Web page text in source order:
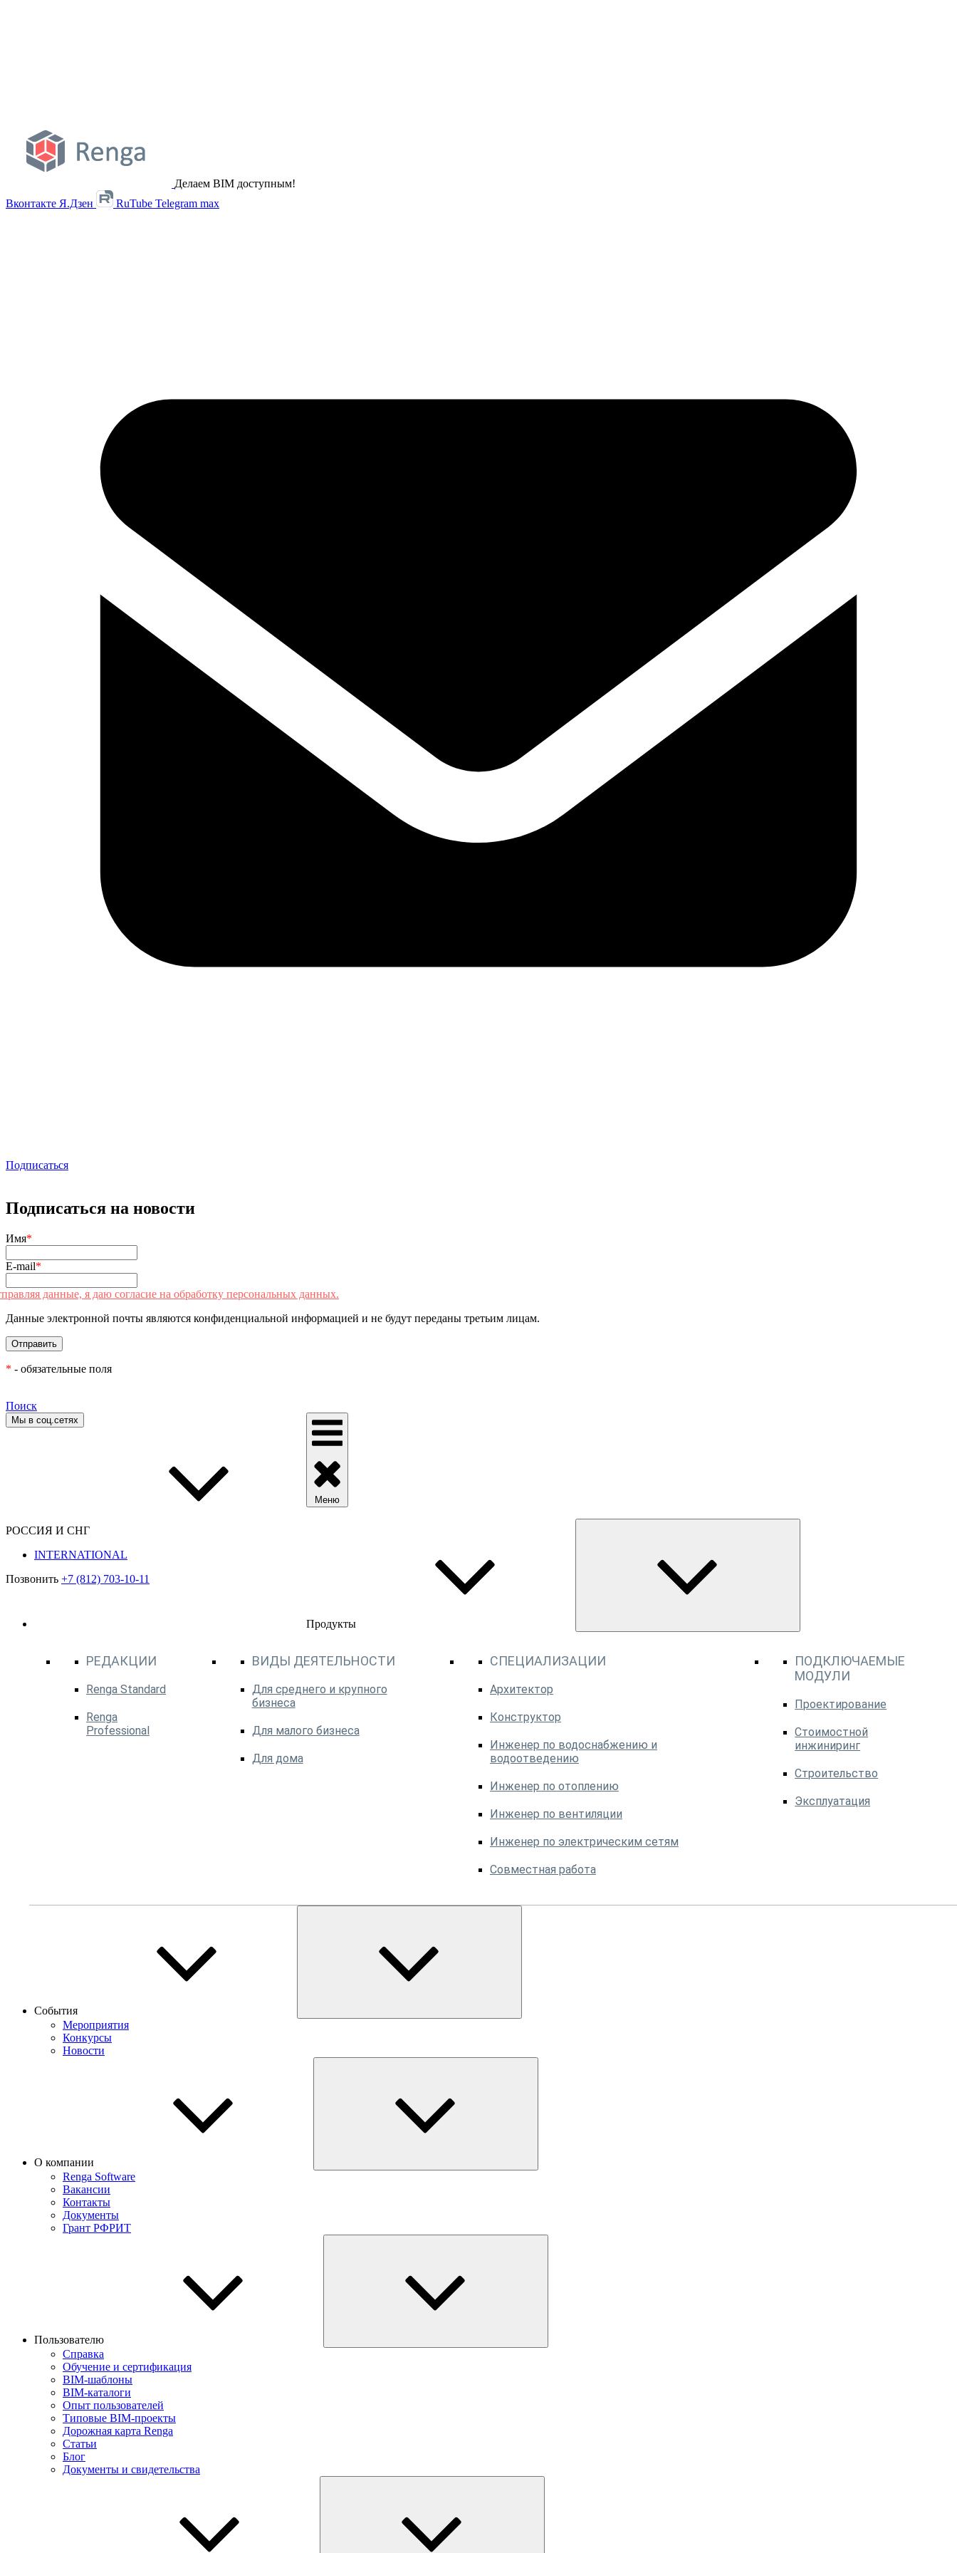
Делаем BIM доступным!
Вконтакте Я.Дзен RuTube Telegram max
Подписаться
Подписаться на новости
Имя*
E-mail*
данные, я даю согласие на обработку персональных данных.
Данные электронной почты являются конфиденциальной информацией и не будут переданы третьим лицам.
* - обязательные поля
Поиск
Мы в соц.сетях
РОССИЯ И СНГ
INTERNATIONAL
Позвонить +7 (812) 703-10-11
Меню
Продукты
РЕДАКЦИИ
Renga Standard
Renga
Professional
ВИДЫ ДЕЯТЕЛЬНОСТИ
Для среднего и крупного
бизнеса
Для малого бизнеса
Для дома
СПЕЦИАЛИЗАЦИИ
Архитектор
Конструктор
Инженер по водоснабжению и
водоотведению
Инженер по отоплению
Инженер по вентиляции
Инженер по электрическим сетям
Совместная работа
ПОДКЛЮЧАЕМЫЕ
МОДУЛИ
Проектирование
Стоимостной
инжиниринг
Строительство
Эксплуатация
События
Мероприятия
Конкурсы
Новости
О компании
Renga Software
Вакансии
Контакты
Документы
Грант РФРИТ
Пользователю
Справка
Обучение и сертификация
BIM-шаблоны
BIM-каталоги
Опыт пользователей
Типовые BIM-проекты
Дорожная карта Renga
Статьи
Блог
Документы и свидетельства